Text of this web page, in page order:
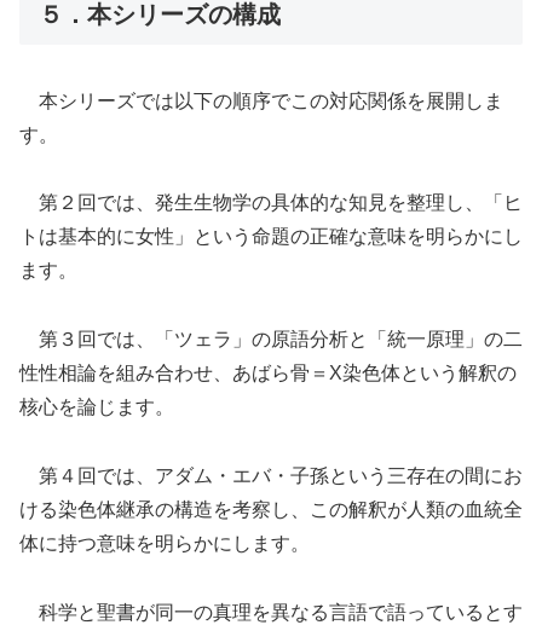
５．本シリーズの構成
本シリーズでは以下の順序でこの対応関係を展開しま
す。
第２回では、発生生物学の具体的な知見を整理し、「ヒ
トは基本的に女性」という命題の正確な意味を明らかにし
ます。
第３回では、「ツェラ」の原語分析と「統一原理」の二
性性相論を組み合わせ、あばら骨＝X染色体という解釈の
核心を論じます。
第４回では、アダム・エバ・子孫という三存在の間にお
ける染色体継承の構造を考察し、この解釈が人類の血統全
体に持つ意味を明らかにします。
科学と聖書が同一の真理を異なる言語で語っているとす